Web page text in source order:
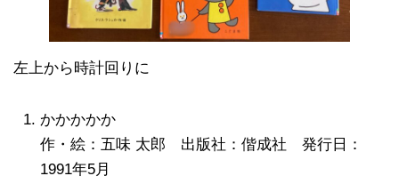
左上から時計回りに
かかかかか
作・絵：五味 太郎 出版社：偕成社 発行日：
1991年5月